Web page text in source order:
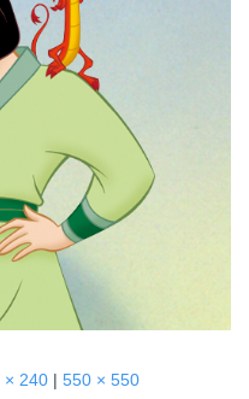
× 240 | 550 × 550